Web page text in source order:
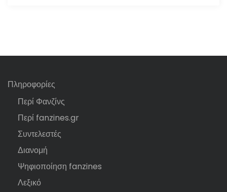
Πληροφορίες
Περί Φανζίνς
Περί fanzines.gr
Συντελεστές
Διανομή
Ψηφιοποίηση fanzines
Λεξικό